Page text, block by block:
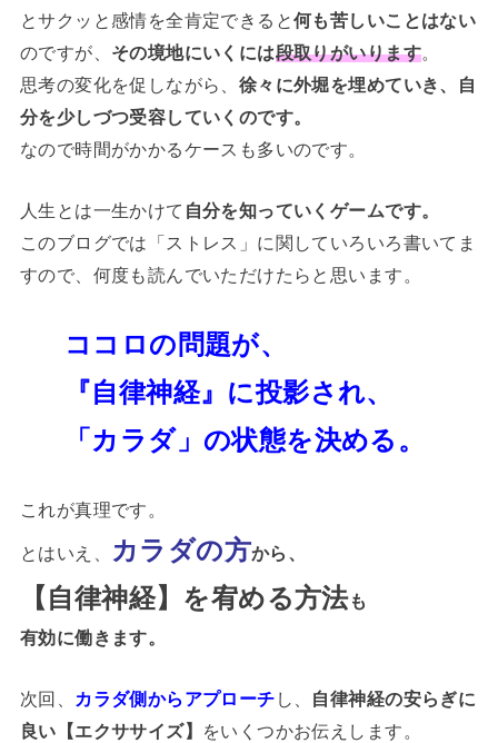
とサクッと感情を全肯定できると何も苦しいことはない
のですが、 その境地にいくには段取りがいります。
思考の変化を促しながら、 徐々に外堀を埋めていき、自
分を少しづつ受容していくのです。
なので時間がかかるケースも多いのです。
人生とは一生かけて 自分を知っていくゲームです。
このブログでは「ストレス」に関していろいろ書いてま
すので、何度も読んでいただけたらと思います。
ココロの問題が、
『自律神経』に投影され、
「カラダ」の状態を決める。
これが真理です。
とはいえ、 カラダの方から、
【自律神経】を宥める方法も
有効に働きます。
次回、 カラダ側からアプローチ し、 自律神経の安らぎに
良い【エクササイズ】
をいくつかお伝えします。